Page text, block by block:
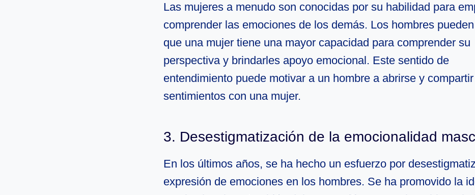
Las mujeres a menudo son conocidas por su habilidad para
comprender las emociones de los demás. Los hombres
que una mujer tiene una mayor capacidad para comprender su
perspectiva y brindarles apoyo emocional. Este sentido de
entendimiento puede motivar a un hombre a abrirse y
sentimientos con una mujer.
3. Desestigmatización de la emocionalidad
En los últimos años, se ha hecho un esfuerzo por
expresión de emociones en los hombres. Se ha promovido la